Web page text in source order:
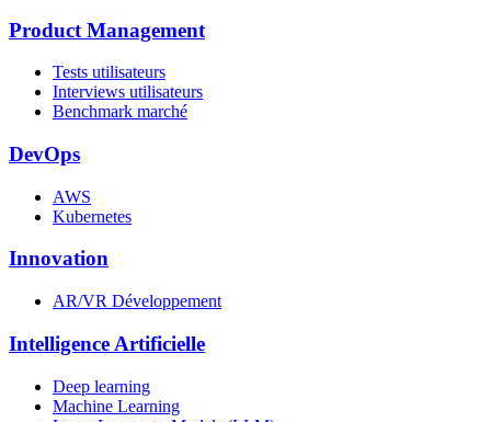
Product Management
Tests utilisateurs
Interviews utilisateurs
Benchmark marché
DevOps
AWS
Kubernetes
Innovation
AR/VR Développement
Intelligence Artificielle
Deep learning
Machine Learning